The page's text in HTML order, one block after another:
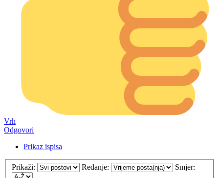
Vrh
Odgovori
Prikaz ispisa
Prikaži: Redanje: Smjer: